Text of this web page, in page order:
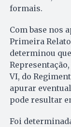
formais.
Com base nos
Primeira
determinou
VI, do
apurar
pode resultar
Foi